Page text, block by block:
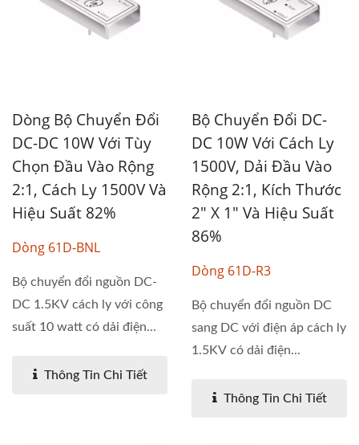
Dòng Bộ Chuyển Đổi
DC-DC 10W Với Tùy
Chọn Đầu Vào Rộng
2:1, Cách Ly 1500V Và
Hiệu Suất 82%
Dòng 61D-BNL
Bộ chuyển đổi nguồn DC-
DC 1.5KV cách ly với công
suất 10 watt có dải điện...
Thông Tin Chi Tiết
Bộ Chuyển Đổi DC-
DC 10W Với Cách Ly
1500V, Dải Đầu Vào
Rộng 2:1, Kích Thước
2" X 1" Và Hiệu Suất
86%
Dòng 61D-R3
Bộ chuyển đổi nguồn DC
sang DC với điện áp cách ly
1.5KV có dải điện...
Thông Tin Chi Tiết